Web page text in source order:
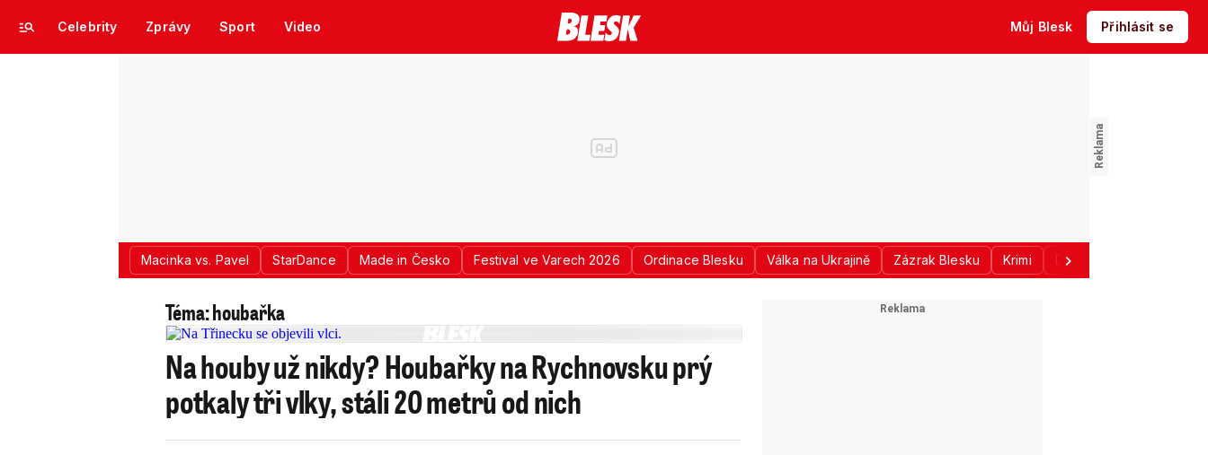
Celebrity Zprávy Sport Video Můj Blesk Přihlásit se
Macinka vs. Pavel StarDance Made in Česko Festival ve Varech 2026 Ordinace Blesku Válka na Ukrajině Zázrak Blesku Krimi Donald Trump
Téma: houbařka
Na houby už nikdy? Houbařky na Rychnovsku prý
potkaly tři vlky, stáli 20 metrů od nich